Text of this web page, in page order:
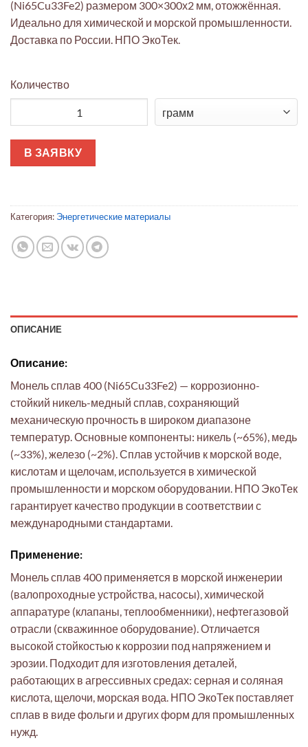
(Ni65Cu33Fe2) размером 300×300х2 мм, отожжённая.
Идеально для химической и морской промышленности.
Доставка по России. НПО ЭкоТек.
Количество
В ЗАЯВКУ
Категория: Энергетические материалы
ОПИСАНИЕ
Описание:
Монель сплав 400 (Ni65Cu33Fe2) — коррозионно-
стойкий никель-медный сплав, сохраняющий
механическую прочность в широком диапазоне
температур. Основные компоненты: никель (~65%), медь
(~33%), железо (~2%). Сплав устойчив к морской воде,
кислотам и щелочам, используется в химической
промышленности и морском оборудовании. НПО ЭкоТек
гарантирует качество продукции в соответствии с
международными стандартами.
Применение:
Монель сплав 400 применяется в морской инженерии
(валопроходные устройства, насосы), химической
аппаратуре (клапаны, теплообменники), нефтегазовой
отрасли (скважинное оборудование). Отличается
высокой стойкостью к коррозии под напряжением и
эрозии. Подходит для изготовления деталей,
работающих в агрессивных средах: серная и соляная
кислота, щелочи, морская вода. НПО ЭкоТек поставляет
сплав в виде фольги и других форм для промышленных
нужд.